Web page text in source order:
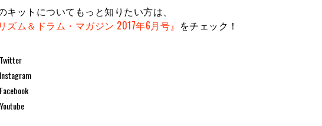
キットについてもっと知りたい方は、
ズム＆ドラム・マガジン 2017年6月号』 をチェック！
Twitter
Instagram
Facebook
Youtube